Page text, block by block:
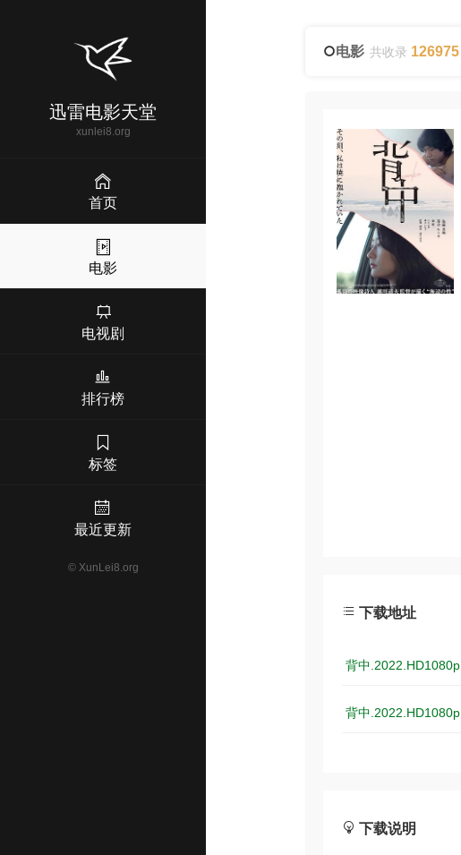
迅雷电影天堂
xunlei8.org
首页
电影
电视剧
排行榜
标签
最近更新
© XunLei8.org
电影 共收录 126975
下载地址
背中
背中
下载说明